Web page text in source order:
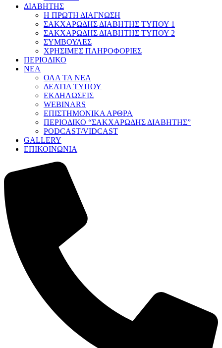
ΔΙΑΒΗΤΗΣ
Η ΠΡΩΤΗ ΔΙΑΓΝΩΣΗ
ΣΑΚΧΑΡΩΔΗΣ ΔΙΑΒΗΤΗΣ ΤΥΠΟΥ 1
ΣΑΚΧΑΡΩΔΗΣ ΔΙΑΒΗΤΗΣ ΤΥΠΟΥ 2
ΣΥΜΒΟΥΛΕΣ
ΧΡΗΣΙΜΕΣ ΠΛΗΡΟΦΟΡΙΕΣ
ΠΕΡΙΟΔΙΚΟ
ΝΕΑ
ΟΛΑ ΤΑ ΝΕΑ
ΔΕΛΤΙΑ ΤΥΠΟΥ
ΕΚΔΗΛΩΣΕΙΣ
WEBINARS
ΕΠΙΣΤΗΜΟΝΙΚΑ ΑΡΘΡΑ
ΠΕΡΙΟΔΙΚΟ “ΣΑΚΧΑΡΩΔΗΣ ΔΙΑΒΗΤΗΣ”
PODCAST/VIDCAST
GALLERY
ΕΠΙΚΟΙΝΩΝΙΑ